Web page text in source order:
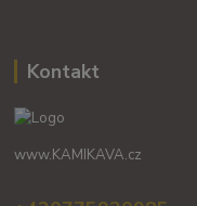
Kontakt
www.KAMIKAVA.cz